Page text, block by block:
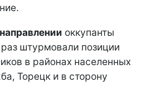
оккупанты
штурмовали позиции
в районах населенных
Торецк и в сторону